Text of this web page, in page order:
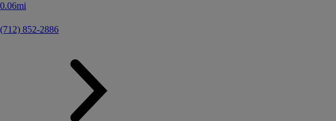
0.06mi
(712) 852-2886